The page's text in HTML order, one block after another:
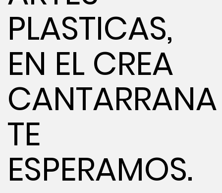
PLASTICAS,
EN EL CREA
CANTARRANA
TE
ESPERAMOS.